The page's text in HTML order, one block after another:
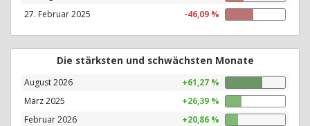
27. Februar 2025
-46,09 %
Die stärksten und schwächsten Monate
August 2026
+61,27 %
März 2025
+26,39 %
Februar 2026
+20,86 %